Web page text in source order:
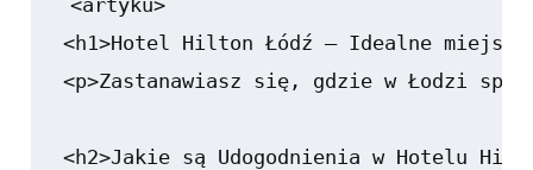
<h1>Hotel Hilton Łódź – Idealne miejsce
<p>Zastanawiasz się, gdzie w Łodzi
<h2>Jakie są Udogodnienia w Hotelu